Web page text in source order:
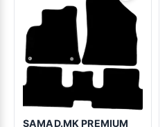
SAMAD.MK PREMIUM